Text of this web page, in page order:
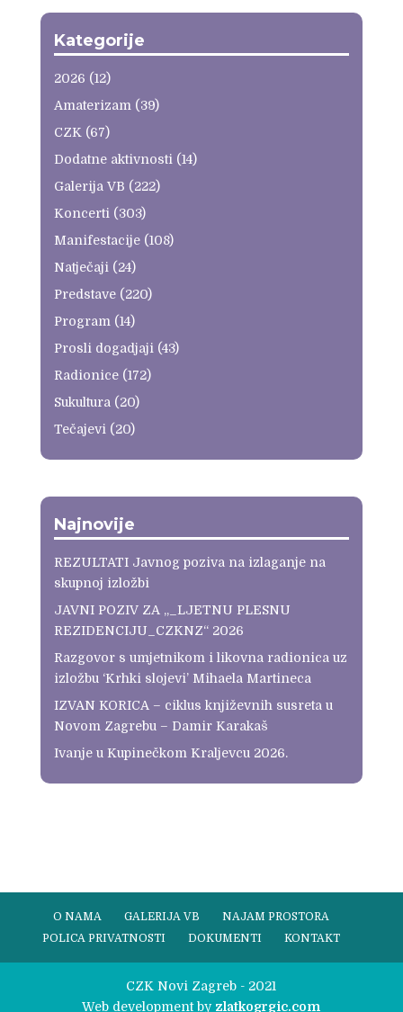
Kategorije
2026 (12)
Amaterizam (39)
CZK (67)
Dodatne aktivnosti (14)
Galerija VB (222)
Koncerti (303)
Manifestacije(108)
Natječaji (24)
Predstave(220)
Program (14)
Prosli dogadjaji (43)
Radionice(172)
Sukultura (20)
Tečajevi (20)
Najnovije
REZULTATI Javnog poziva na izlaganje na
skupnoj izložbi
JAVNI POZIV ZA „_LJETNU PLESNU
REZIDENCIJU_CZKNZ“ 2026
Razgovor s umjetnikom i likovna radionica uz
izložbu ‘Krhki slojevi’ Mihaela Martineca
IZVAN KORICA – ciklus književnih susreta u
Novom Zagrebu – Damir Karakaš
Ivanje u Kupinečkom Kraljevcu 2026.
O NAMA GALERIJA VB
NAJAM PROSTORA
POLICA PRIVATNOSTI
DOKUMENTI KONTAKT
CZK Novi Zagreb - 2021
Web development by zlatkogrgic.com